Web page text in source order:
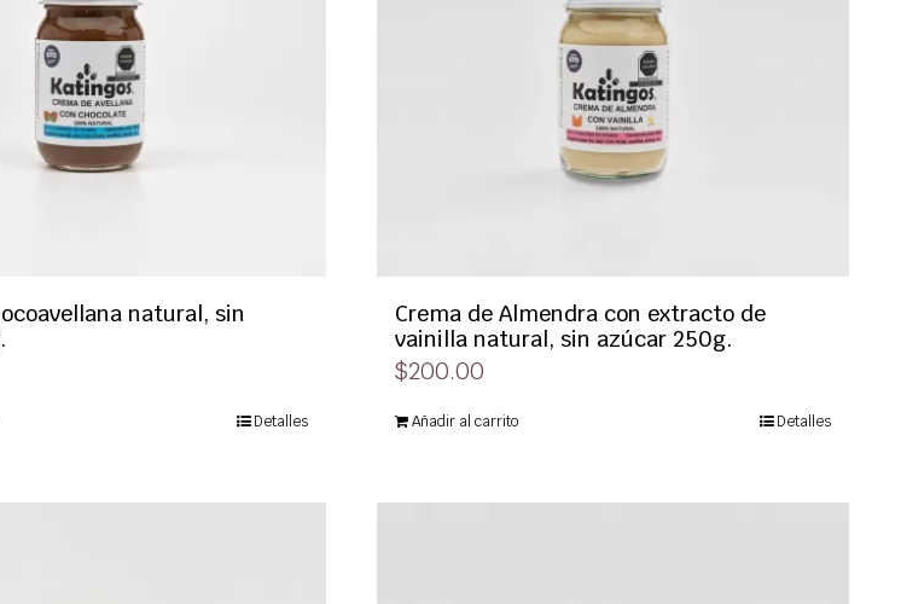
natural, sin
Detalles
Crema de Almendra con extracto de
vainilla natural, sin azúcar 250g.
$200.00
Añadir al carrito Detalles